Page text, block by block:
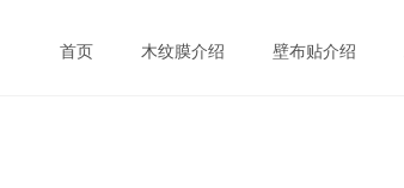
首页 木纹膜介绍 壁布贴介绍